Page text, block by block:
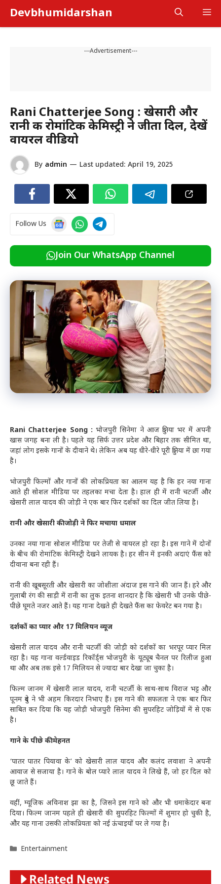
content
Devbhumidarshan
---Advertisement---
Rani Chatterjee Song : खेसारी और
रानी की रोमांटिक केमिस्ट्री ने जीता दिल, देखें
वायरल वीडियो
By admin — Last updated: April 19, 2025
Follow Us
Join Our WhatsApp Channel
Rani Chatterjee Song : भोजपुरी सिनेमा ने आज दुनिया भर में अपनी
खास जगह बना ली है। पहले यह सिर्फ उत्तर प्रदेश और बिहार तक सीमित था,
जहां लोग इसके गानों के दीवाने थे। लेकिन अब यह धीरे-धीरे पूरी दुनिया में छा गया
है।
भोजपुरी फिल्मों और गानों की लोकप्रियता का आलम यह है कि हर नया गाना
आते ही सोशल मीडिया पर तहलका मचा देता है। हाल ही में रानी चटर्जी और
खेसारी लाल यादव की जोड़ी ने एक बार फिर दर्शकों का दिल जीत लिया है।
रानी और खेसारी की जोड़ी ने फिर मचाया धमाल
उनका नया गाना सोशल मीडिया पर तेजी से वायरल हो रहा है। इस गाने में दोनों
के बीच की रोमांटिक केमिस्ट्री देखने लायक है। हर सीन में इनकी अदाएं फैंस को
दीवाना बना रही हैं।
रानी की खूबसूरती और खेसारी का जोशीला अंदाज इस गाने की जान हैं। हरे और
गुलाबी रंग की साड़ी में रानी का लुक इतना शानदार है कि खेसारी भी उनके पीछे-
पीछे घूमते नजर आते हैं। यह गाना देखते ही देखते फैंस का फेवरेट बन गया है।
दर्शकों का प्यार और 17 मिलियन व्यूज
खेसारी लाल यादव और रानी चटर्जी की जोड़ी को दर्शकों का भरपूर प्यार मिल
रहा है। यह गाना वर्ल्डवाइड रिकॉर्ड्स भोजपुरी के यूट्यूब चैनल पर रिलीज हुआ
था और अब तक इसे 17 मिलियन से ज्यादा बार देखा जा चुका है।
फिल्म जानम में खेसारी लाल यादव, रानी चटर्जी के साथ-साथ विराज भट्ट और
पूनम दुबे ने भी अहम किरदार निभाए हैं। इस गाने की सफलता ने एक बार फिर
साबित कर दिया कि यह जोड़ी भोजपुरी सिनेमा की सुपरहिट जोड़ियों में से एक
है।
गाने के पीछे की मेहनत
‘पातर पातर पियावा के’ को खेसारी लाल यादव और कलंद लवाशा ने अपनी
आवाज से सजाया है। गाने के बोल प्यारे लाल यादव ने लिखे हैं, जो हर दिल को
छू जाते हैं।
वहीं, म्यूजिक अविनाश झा का है, जिसने इस गाने को और भी धमाकेदार बना
दिया। फिल्म जानम पहले ही खेसारी की सुपरहिट फिल्मों में शुमार हो चुकी है,
और यह गाना उसकी लोकप्रियता को नई ऊंचाइयों पर ले गया है।
Categories
Entertainment
Related News